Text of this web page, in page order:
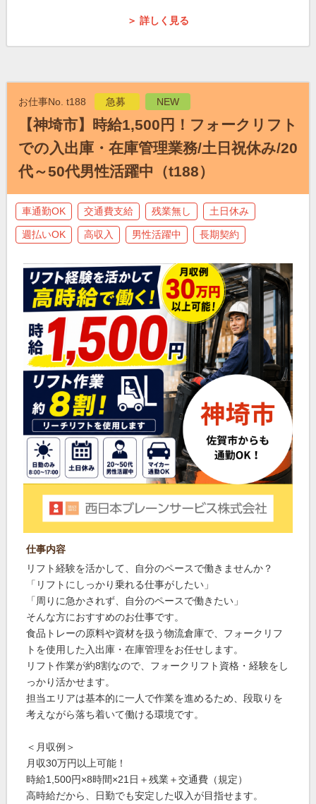
＞ 詳しく見る
お仕事No. t188 急募 NEW
【神埼市】時給1,500円！フォークリフト
での入出庫・在庫管理業務/土日祝休み/20
代～50代男性活躍中（t188）
車通勤OK 交通費支給 残業無し 土日休み
週払いOK 高収入 男性活躍中 長期契約
仕事内容
リフト経験を活かして、自分のペースで働きませんか？
「リフトにしっかり乗れる仕事がしたい」
「周りに急かされず、自分のペースで働きたい」
そんな方におすすめのお仕事です。
食品トレーの原料や資材を扱う物流倉庫で、フォークリフ
トを使用した入出庫・在庫管理をお任せします。
リフト作業が約8割なので、フォークリフト資格・経験をし
っかり活かせます。
担当エリアは基本的に一人で作業を進めるため、段取りを
考えながら落ち着いて働ける環境です。
＜月収例＞
月収30万円以上可能！
時給1,500円×8時間×21日＋残業＋交通費（規定）
高時給だから、日勤でも安定した収入が目指せます。